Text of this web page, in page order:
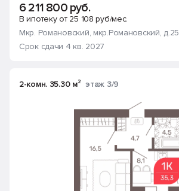
6 211 800 руб.
В ипотеку от 25 108 руб/мес.
Мкр. Романовский, мкр.Романовский, д.25
Срок сдачи 4 кв. 2027
2-комн. 35.30 м² этаж 3/9